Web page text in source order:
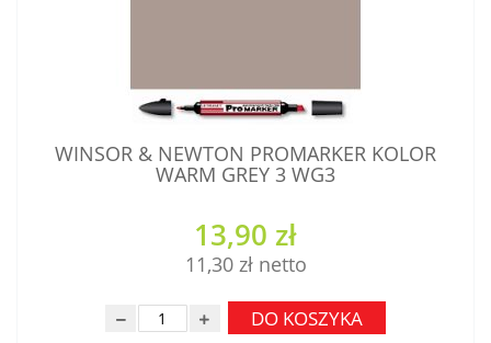
WINSOR & NEWTON PROMARKER KOLOR
WARM GREY 3 WG3
13,90 zł
11,30 zł
DO KOSZYKA